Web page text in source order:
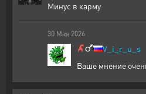
Минус в карму
30 Мая 2026
V_i_r_u_s
Ваше мнение